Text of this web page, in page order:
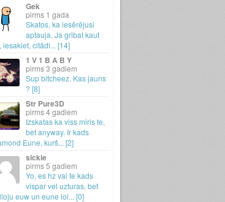
Gek
1 gada
Skatos, ka iesērējusi
aptauja. Ja gribat kaut
iesakiet, citādi... [14]
1 V 1 B A B Y
3 gadiem
Sup bitcheez. Kas jauns
? [8]
Str Pure3D
4 gadiem
Izskatas ka viss miris te,
bet anyway. Ir kads
Eune, kurš... [2]
sickie
5 gadiem
Yo, es hz vai te kads
vispar vel uzturas, bet
euw un eune lol... [0]